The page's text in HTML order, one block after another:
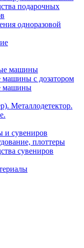
подарочных
одноразовой
машины
машины с дозатором
машины
Металлодетектор.
и сувениров
плоттеры
сувениров